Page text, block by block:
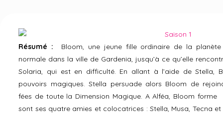
Résumé : Bloom, une jeune fille ordinaire de la
normale dans la ville de Gardenia, jusqu’à ce qu’elle
Solaria, qui est en difficulté. En allant à l’aide de Stella,
pouvoirs magiques. Stella persuade alors Bloom de
fées de toute la Dimension Magique. A Alféa, Bloom
sont ses quatre amies et colocatrices : Stella, Musa, Tecna